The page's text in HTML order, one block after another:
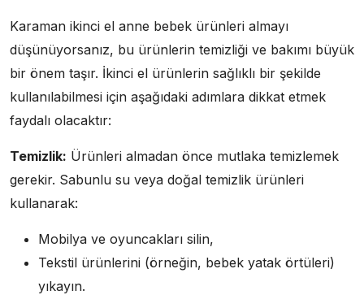
Karaman ikinci el anne bebek ürünleri almayı
düşünüyorsanız, bu ürünlerin temizliği ve bakımı büyük
bir önem taşır. İkinci el ürünlerin sağlıklı bir şekilde
kullanılabilmesi için aşağıdaki adımlara dikkat etmek
faydalı olacaktır:
Temizlik: Ürünleri almadan önce mutlaka temizlemek
gerekir. Sabunlu su veya doğal temizlik ürünleri
kullanarak:
Mobilya ve oyuncakları silin,
Tekstil ürünlerini (örneğin, bebek yatak örtüleri)
yıkayın.